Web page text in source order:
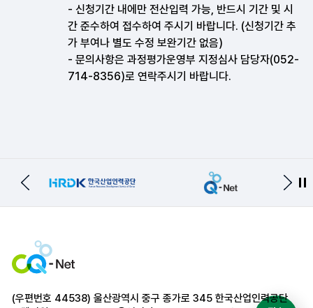
- 신청기간 내에만 전산입력 가능, 반드시 기간 및 시
간 준수하여 접수하여 주시기 바랍니다. (신청기간 추
가 부여나 별도 수정 보완기간 없음)
- 문의사항은 과정평가운영부 지정심사 담당자(052-
714-8356)로 연락주시기 바랍니다.
이전 다음
(우편번호 44538) 울산광역시 중구 종가로 345 한국산업인력공단